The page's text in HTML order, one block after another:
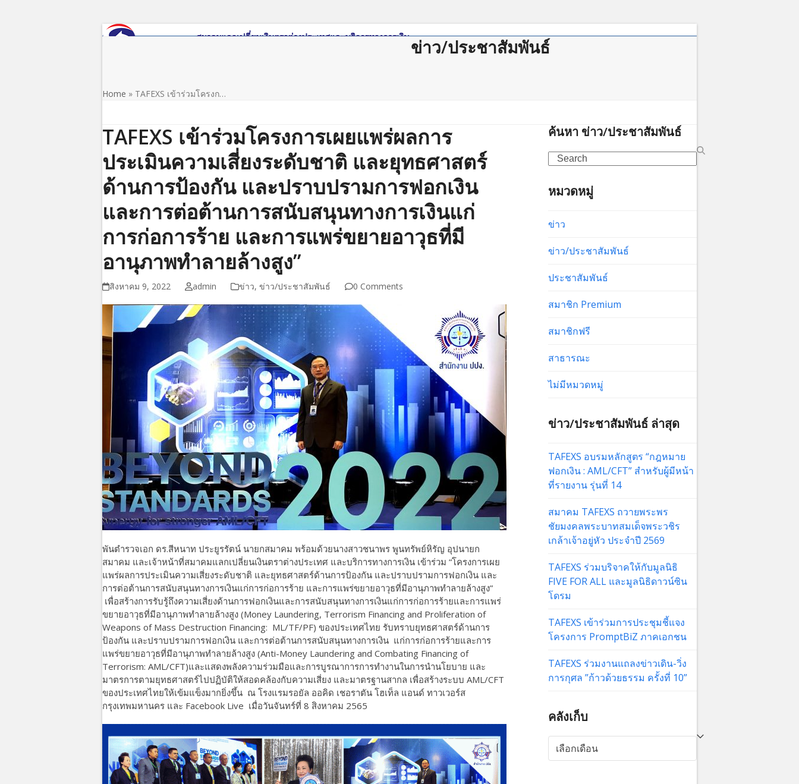
ข่าว/ประชาสัมพันธ์
Home » TAFEXS เข้าร่วมโครงก…
TAFEXS เข้าร่วมโครงการเผยแพร่ผลการ
ประเมินความเสี่ยงระดับชาติ และยุทธศาสตร์
ด้านการป้องกัน และปราบปรามการฟอกเงิน
และการต่อต้านการสนับสนุนทางการเงินแก่
การก่อการร้าย และการแพร่ขยายอาวุธที่มี
อานุภาพทำลายล้างสูง”
สิงหาคม 9, 2022 admin ข่าว, ข่าว/ประชาสัมพันธ์ 0 Comments
พันตำรวจเอก ดร.สีหนาท ประยูรรัตน์ นายกสมาคม พร้อมด้วยนางสาวชนาพร พูนทรัพย์หิรัญ อุปนายก
สมาคม และเจ้าหน้าที่สมาคมแลกเปลี่ยนเงินตราต่างประเทศ และบริการทางการเงิน เข้าร่วม “โครงการเผย
แพร่ผลการประเมินความเสี่ยงระดับชาติ และยุทธศาสตร์ด้านการป้องกัน และปราบปรามการฟอกเงิน และ
การต่อต้านการสนับสนุนทางการเงินแก่การก่อการร้าย และการแพร่ขยายอาวุธที่มีอานุภาพทำลายล้างสูง”
เพื่อสร้างการรับรู้ถึงความเสี่ยงด้านการฟอกเงินและการสนับสนุนทางการเงินแก่การก่อการร้ายและการแพร่
ขยายอาวุธที่มีอานุภาพทำลายล้างสูง (Money Laundering, Terrorism Financing and Proliferation of
Weapons of Mass Destruction Financing: ML/TF/PF) ของประเทศไทย รับทราบยุทธศาสตร์ด้านการ
ป้องกัน และปราบปรามการฟอกเงิน และการต่อต้านการสนับสนุนทางการเงิน แก่การก่อการร้ายและการ
แพร่ขยายอาวุธที่มีอานุภาพทำลายล้างสูง (Anti-Money Laundering and Combating Financing of
Terrorism: AML/CFT)และแสดงพลังความร่วมมือและการบูรณาการการทำงานในการนำนโยบาย และ
มาตรการตามยุทธศาสตร์ไปปฏิบัติให้สอดคล้องกับความเสี่ยง และมาตรฐานสากล เพื่อสร้างระบบ AML/CFT
ของประเทศไทยให้เข้มแข็งมากยิ่งขึ้น ณ โรงแรมรอยัล ออคิด เชอราตัน โฮเท็ล แอนด์ ทาวเวอร์ส
กรุงเทพมหานคร และ Facebook Live เมื่อวันจันทร์ที่ 8 สิงหาคม 2565
ค้นหา ข่าว/ประชาสัมพันธ์
Search
หมวดหมู่
ข่าว
ข่าว/ประชาสัมพันธ์
ประชาสัมพันธ์
สมาชิก Premium
สมาชิกฟรี
สาธารณะ
ไม่มีหมวดหมู่
ข่าว/ประชาสัมพันธ์ ล่าสุด
TAFEXS อบรมหลักสูตร “กฎหมาย
ฟอกเงิน : AML/CFT” สำหรับผู้มีหน้า
ที่รายงาน รุ่นที่ 14
สมาคม TAFEXS ถวายพระพร
ชัยมงคลพระบาทสมเด็จพระวชิร
เกล้าเจ้าอยู่หัว ประจำปี 2569
TAFEXS ร่วมบริจาคให้กับมูลนิธิ
FIVE FOR ALL และมูลนิธิดาวน์ซิน
โดรม
TAFEXS เข้าร่วมการประชุมชี้แจง
โครงการ PromptBiZ ภาคเอกชน
TAFEXS ร่วมงานแถลงข่าวเดิน-วิ่ง
การกุศล ”ก้าวด้วยธรรม ครั้งที่ 10”
คลังเก็บ
คลัง
เก็บ